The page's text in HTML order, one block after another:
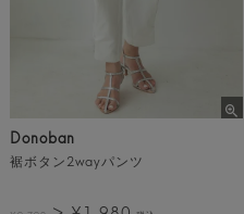
Donoban
裾ボタン2wayパンツ